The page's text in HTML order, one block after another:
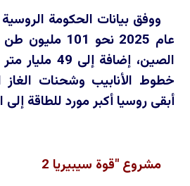
ووفق بيانات الحكومة
عام 2025 نحو
الصين، إضافة
خطوط الأنابيب وشحنات الغاز
أبقى روسيا أكبر مورد للطاقة
مشروع "قوة سيبيريا 2